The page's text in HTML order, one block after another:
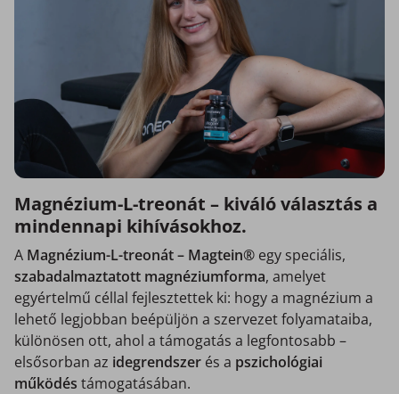
Magnézium-L-treonát – kiváló választás a
mindennapi kihívásokhoz.
A Magnézium-L-treonát – Magtein® egy speciális,
szabadalmaztatott magnéziumforma, amelyet
egyértelmű céllal fejlesztettek ki: hogy a magnézium a
lehető legjobban beépüljön a szervezet folyamataiba,
különösen ott, ahol a támogatás a legfontosabb –
elsősorban az idegrendszer és a pszichológiai
működés támogatásában.